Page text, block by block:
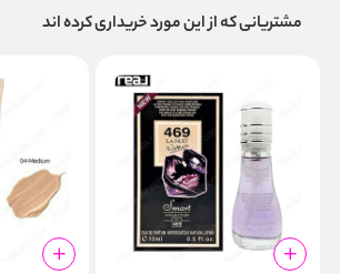
مشتریانی که از این مورد خریداری کرده اند